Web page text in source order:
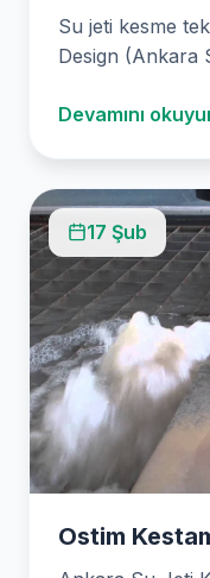
Su jeti kesme
Design (Ankara
sunmaktadır.
Devamını
17 Şub
Ostim